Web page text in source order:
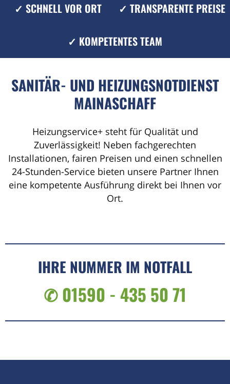
✓ SCHNELL VOR ORT ✓ TRANSPARENTE PREISE
✓ KOMPETENTES TEAM
SANITÄR- UND HEIZUNGSNOTDIENST
MAINASCHAFF
Heizungservice+ steht für Qualität und
Zuverlässigkeit! Neben fachgerechten
Installationen, fairen Preisen und einen schnellen
24-Stunden-Service bieten unsere Partner Ihnen
eine kompetente Ausführung direkt bei Ihnen vor
Ort.
IHRE NUMMER IM NOTFALL
✆ 01590 - 435 50 71